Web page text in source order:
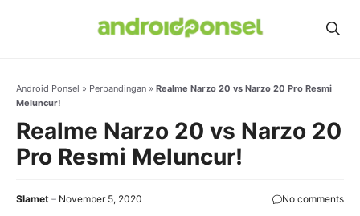
Android Ponsel » Perbandingan » Realme Narzo 20 vs Narzo 20 Pro Resmi
Meluncur!
Realme Narzo 20 vs Narzo 20
Pro Resmi Meluncur!
Slamet November 5, 2020 No comments